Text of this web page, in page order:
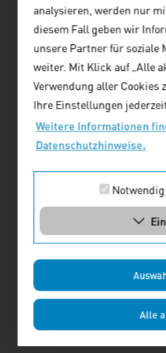
analysieren, werden nur
diesem Fall geben wir
unsere Partner für soziale
weiter. Mit Klick auf „Alle
Verwendung aller Cookies
Ihre Einstellungen
Weitere Informationen
Datenschutzhinweise.
Notwendig
Alle
Prof. Dr. Guido Spars, Prof.
Regionale
zwischen Schrumpfung
Wachstum
Die Beispiele Wuppertal,
Düsseldorf und Köln
Artikel lesen
Positionen für die
Innenstädte
Das Thema Wohnen im
Innenstadt NRW
Artikel lesen